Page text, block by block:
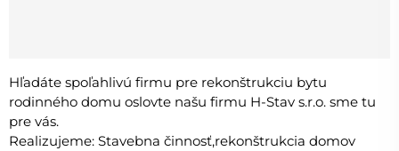
Hľadáte spoľahlivú firmu pre rekonštrukciu bytu
rodinného domu oslovte našu firmu H-Stav s.r.o. sme tu
pre vás.
Realizujeme: Stavebna činnosť,rekonštrukcia domov